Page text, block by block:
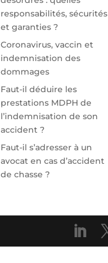
responsabilités, sécurités
et garanties ?
Coronavirus, vaccin et
indemnisation des
dommages
Faut-il déduire les
prestations MDPH de
l’indemnisation de son
accident ?
Faut-il s’adresser à un
avocat en cas d’accident
de chasse ?